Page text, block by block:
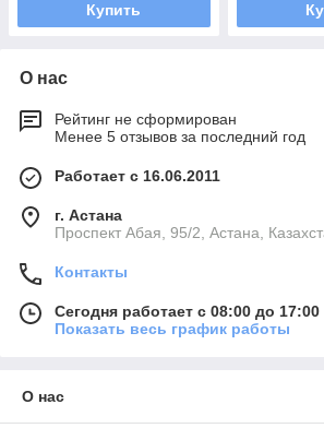
Купить
О нас
Рейтинг не сформирован
Менее 5 отзывов за последний год
Работает с 16.06.2011
г. Астана
​Проспект Абая, 95/2, Астана,
Контакты
Сегодня работает с 08:00 до 17:00
Показать весь график работы
О нас